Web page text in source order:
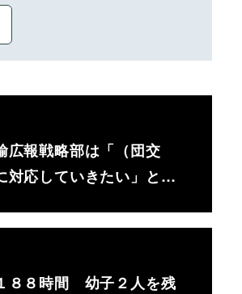
広報戦略部は「（団交
対応していきたい」と…
８８時間 幼子２人を残